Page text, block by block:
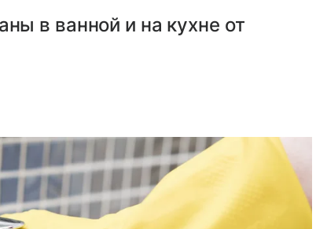
в ванной и на кухне от